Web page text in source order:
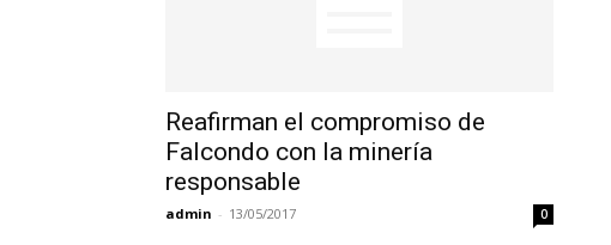
Reafirman el compromiso de
Falcondo con la minería
responsable
admin - 13/05/2017 0